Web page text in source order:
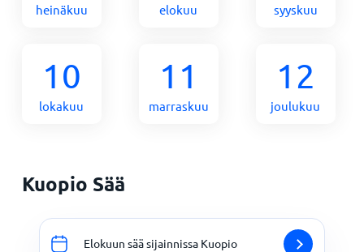
heinäkuu elokuu syyskuu
10
lokakuu
11
marraskuu
12
joulukuu
Kuopio Sää
Elokuun sää sijainnissa Kuopio